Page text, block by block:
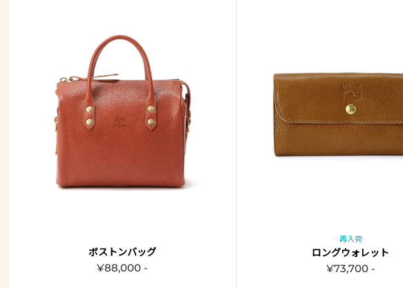
ボストンバッグ
¥88,000 -
再入荷
ロングウォレット
¥73,700 -